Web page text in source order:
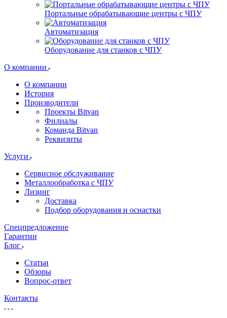
Портальные обрабатывающие центры с ЧПУ
Автоматизация
Оборудование для станков с ЧПУ
О компании
О компании
История
Производители
Проекты Bitvan
Филиалы
Команда Bitvan
Реквизиты
Услуги
Сервисное обслуживание
Металлообработка с ЧПУ
Лизинг
Доставка
Подбор оборудования и оснастки
Спецпредложение
Гарантии
Блог
Статьи
Обзоры
Вопрос-ответ
Контакты